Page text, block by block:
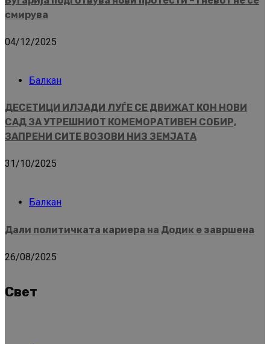
смирува
04/12/2025
Балкан
ДЕСЕТИЦИ ИЛЈАДИ ЛУЃЕ СЕ ДВИЖАТ КОН НОВИ
САД ЗА УТРЕШНИОТ КОМЕМОРАТИВЕН СОБИР,
ЗАПРЕНИ СИТЕ ВОЗОВИ НИЗ ЗЕМЈАТА
31/10/2025
Балкан
Дали политичката кариера на Додик е завршена
26/08/2025
Свет